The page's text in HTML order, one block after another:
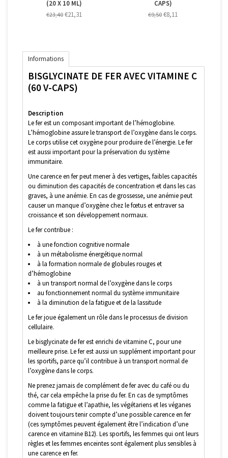
(20 X 10 ML)
€23,40 €21,31
CAPS)
€9,50 €8,11
Informations
BISGLYCINATE DE FER AVEC VITAMINE C
(60 V-CAPS)
Description
Le fer est un composant important de l’hémoglobine.
L’hémoglobine assure le transport de l’oxygène dans le corps.
Le corps utilise cet oxygène pour produire de l’énergie. Le fer
est aussi important pour la préservation du système
immunitaire.
Une carence en fer peut mener à des vertiges, faibles capacités
ou diminution des capacités de concentration et dans les cas
graves, à une anémie. En cas de grossesse, une anémie peut
causer un manque d’oxygène chez le fœtus et entraver sa
croissance et son développement normaux.
Le fer contribue :
à une fonction cognitive normale
à un métabolisme énergétique normal
à la formation normale de globules rouges et
d’hémoglobine
à un transport normal de l’oxygène dans le corps
au fonctionnement normal du système immunitaire
à la diminution de la fatigue et de la lassitude
Le fer joue également un rôle dans le processus de division
cellulaire.
Le bisglycinate de fer est enrichi de vitamine C, pour une
meilleure prise. Le fer est aussi un supplément important pour
les sportifs, parce qu’il contribue à un transport normal de
l’oxygène dans le corps.
Ne prenez jamais de complément de fer avec du café ou du
thé, car cela empêche la prise du fer. En cas de symptômes
comme la fatigue et l’apathie, les végétariens et les véganes
doivent toujours tenir compte d’une possible carence en fer
(ces symptômes peuvent également être l’indication d’une
carence en vitamine B12). Les sportifs, les femmes qui ont leurs
règles et les femmes enceintes sont également plus sensibles à
une carence en fer.